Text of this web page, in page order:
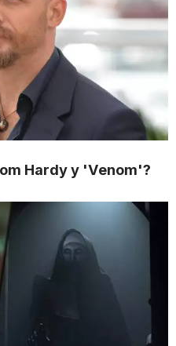
Hardy y 'Venom'?